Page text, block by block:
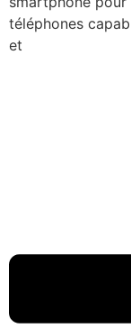
téléphones
et